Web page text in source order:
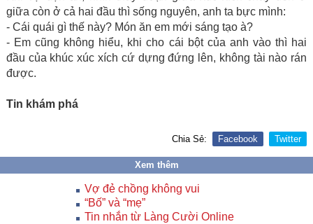
giữa còn ở cả hai đầu thì sống nguyên, anh ta bực mình:
- Cái quái gì thế này? Món ăn em mới sáng tạo à?
- Em cũng không hiểu, khi cho cái bột của anh vào thì hai
đầu của khúc xúc xích cứ dựng đứng lên, không tài nào rán
được.
Tin khám phá
Chia Sẻ: Facebook Twitter
Xem thêm
Vợ đẻ chồng không vui
“Bố” và “mẹ”
Tin nhắn từ Làng Cười Online